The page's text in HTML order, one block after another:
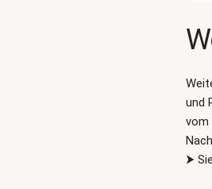
und
vom
⮞